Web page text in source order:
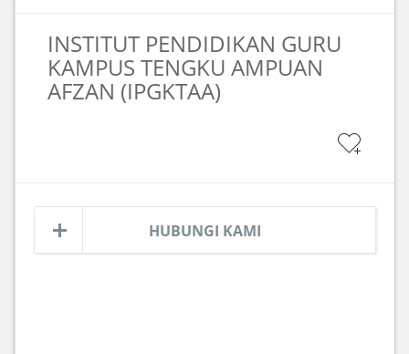
INSTITUT PENDIDIKAN GURU
KAMPUS TENGKU AMPUAN
AFZAN (IPGKTAA)
HUBUNGI KAMI